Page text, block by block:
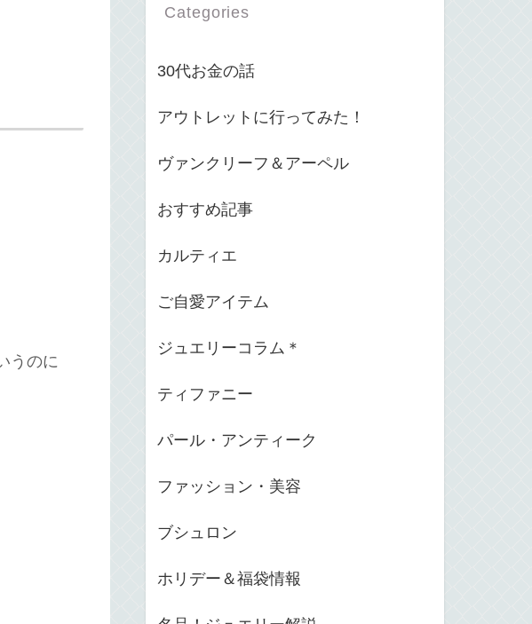
うのに
Categories
30代お金の話
アウトレットに行ってみた！
ヴァンクリーフ＆アーペル
おすすめ記事
カルティエ
ご自愛アイテム
ジュエリーコラム＊
ティファニー
パール・アンティーク
ファッション・美容
ブシュロン
ホリデー＆福袋情報